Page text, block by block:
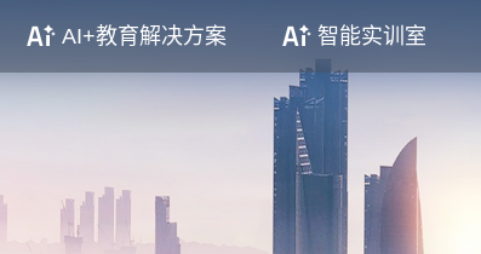
AI+教育解决方案 智能实训室